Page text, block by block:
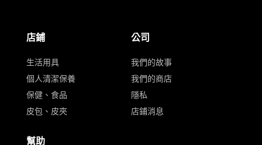
店鋪
生活用具
個人清潔保養
保健、食品
皮包、皮夾
公司
我們的故事
我們的商店
隱私
店鋪消息
幫助